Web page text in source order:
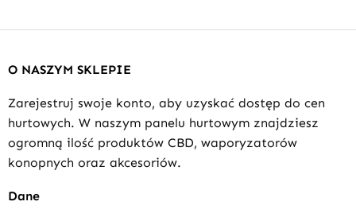
O NASZYM SKLEPIE
Zarejestruj swoje konto, aby uzyskać dostęp do cen
hurtowych. W naszym panelu hurtowym znajdziesz
ogromną ilość produktów CBD, waporyzatorów
konopnych oraz akcesoriów.
Dane